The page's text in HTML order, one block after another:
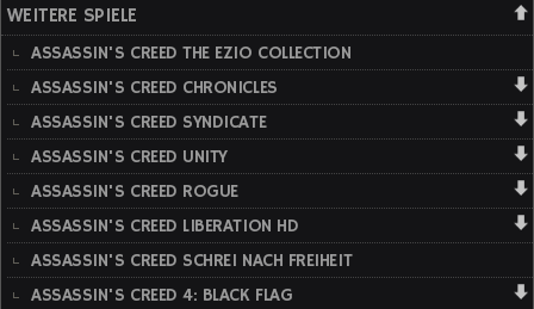
WEITERE SPIELE
ASSASSIN'S CREED THE EZIO COLLECTION
ASSASSIN'S CREED CHRONICLES
ASSASSIN'S CREED SYNDICATE
ASSASSIN'S CREED UNITY
ASSASSIN'S CREED ROGUE
ASSASSIN'S CREED LIBERATION HD
ASSASSIN'S CREED SCHREI NACH FREIHEIT
ASSASSIN'S CREED 4: BLACK FLAG